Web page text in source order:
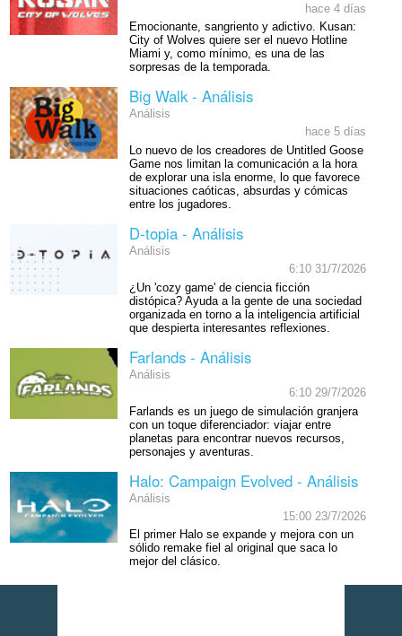
hace 4 días
Emocionante, sangriento y adictivo. Kusan:
City of Wolves quiere ser el nuevo Hotline
Miami y, como mínimo, es una de las
sorpresas de la temporada.
Big Walk - Análisis
Análisis
hace 5 días
Lo nuevo de los creadores de Untitled Goose
Game nos limitan la comunicación a la hora
de explorar una isla enorme, lo que favorece
situaciones caóticas, absurdas y cómicas
entre los jugadores.
D-topia - Análisis
Análisis
6:10 31/7/2026
¿Un 'cozy game' de ciencia ficción
distópica? Ayuda a la gente de una sociedad
organizada en torno a la inteligencia artificial
que despierta interesantes reflexiones.
Farlands - Análisis
Análisis
6:10 29/7/2026
Farlands es un juego de simulación granjera
con un toque diferenciador: viajar entre
planetas para encontrar nuevos recursos,
personajes y aventuras.
Halo: Campaign Evolved - Análisis
Análisis
15:00 23/7/2026
El primer Halo se expande y mejora con un
sólido remake fiel al original que saca lo
mejor del clásico.